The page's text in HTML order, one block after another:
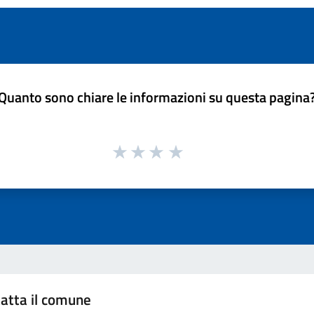
sono chiare le informazioni su questa
il comune